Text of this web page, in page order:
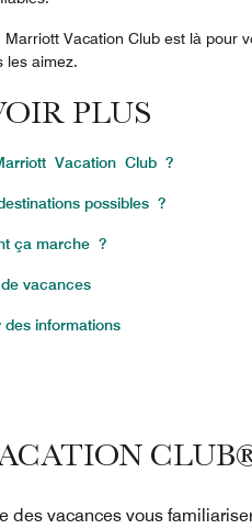
Vacation Club est là pour
les aimez.
PLUS
Vacation Club ?
possibles ?
ça marche ?
vacances
des informations
vacances vous